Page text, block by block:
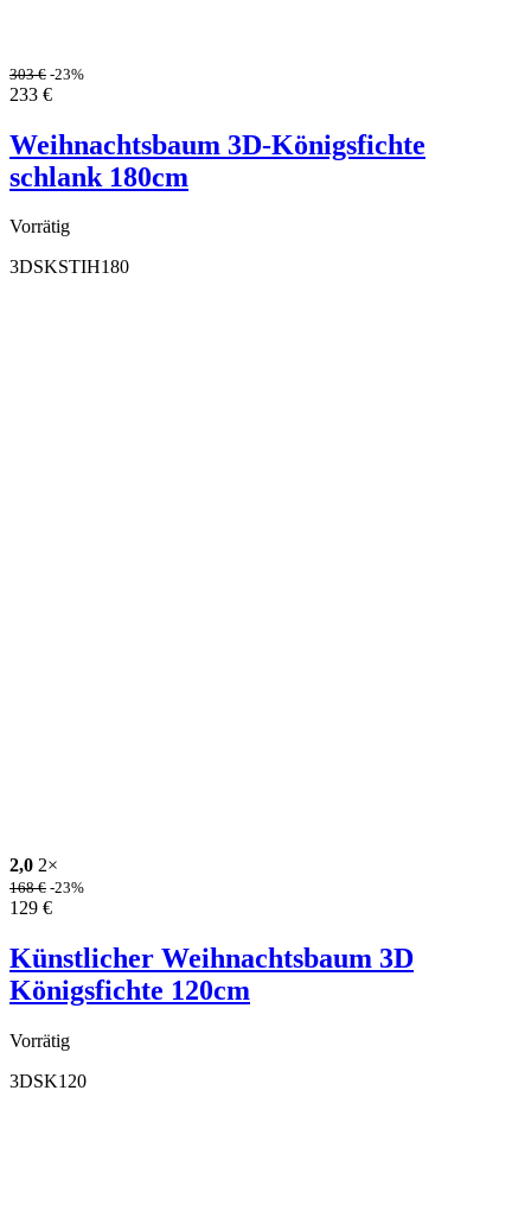
303€ -23%
233 €
Weihnachtsbaum 3D-Königsfichte
schlank 180cm
Vorrätig
3DSKSTIH180
2,0 2×
168€ -23%
129 €
Künstlicher Weihnachtsbaum 3D
Königsfichte 120cm
Vorrätig
3DSK120